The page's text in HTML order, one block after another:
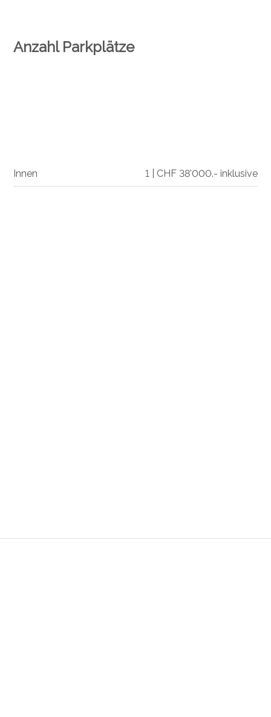
Anzahl Parkplätze
Innen 1 | CHF 38'000.- inklusive